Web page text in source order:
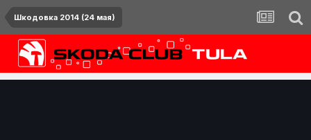
Шкодовка 2014 (24 мая)